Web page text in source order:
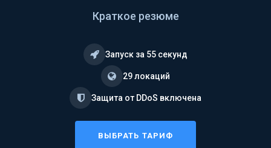
Краткое резюме
Запуск за 55 секунд
29 локаций
Защита от DDoS включена
ВЫБРАТЬ ТАРИФ